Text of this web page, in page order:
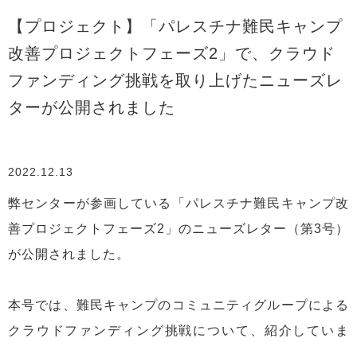
【プロジェクト】「パレスチナ難民キャンプ
改善プロジェクトフェーズ2」で、クラウド
ファンディング挑戦を取り上げたニューズレ
ターが公開されました
2022.12.13
弊センターが参画している「パレスチナ難民キャンプ改
善プロジェクトフェーズ2」のニューズレター（第3号）
が公開されました。
本号では、難民キャンプのコミュニティグループによる
クラウドファンディング挑戦について、紹介していま